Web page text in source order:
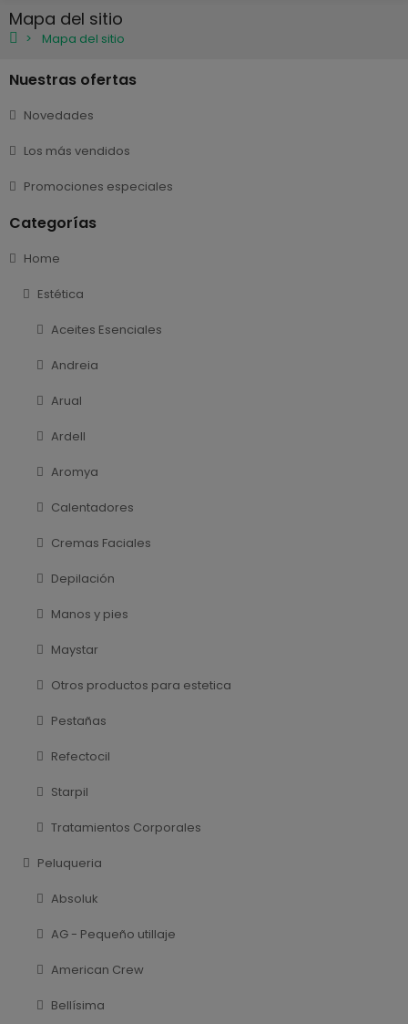
Mapa del sitio
Mapa del sitio
Nuestras ofertas
Novedades
Los más vendidos
Promociones especiales
Categorías
Home
Estética
Aceites Esenciales
Andreia
Arual
Ardell
Aromya
Calentadores
Cremas Faciales
Depilación
Manos y pies
Maystar
Otros productos para estetica
Pestañas
Refectocil
Starpil
Tratamientos Corporales
Peluqueria
Absoluk
AG - Pequeño utillaje
American Crew
Bellísima